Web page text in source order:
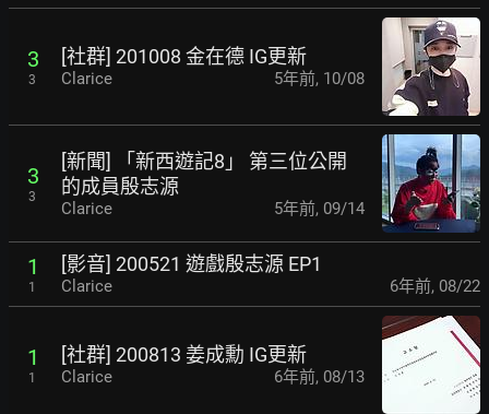
3
3
[社群] 201008 金在德 IG更新
Clarice 5年前, 10/08
3
3
[新聞] 「新西遊記8」 第三位公開
的成員殷志源
Clarice 5年前, 09/14
1
1
[影音] 200521 遊戲殷志源 EP1
Clarice 6年前, 08/22
1
1
[社群] 200813 姜成勳 IG更新
Clarice 6年前, 08/13